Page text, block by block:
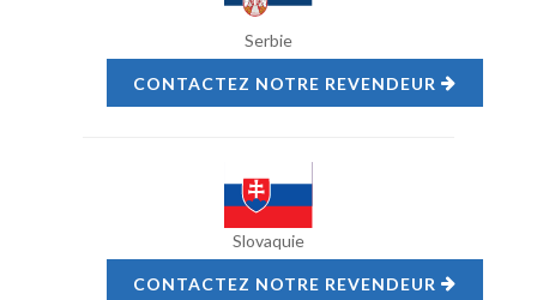
Serbie
CONTACTEZ NOTRE REVENDEUR
Slovaquie
CONTACTEZ NOTRE REVENDEUR